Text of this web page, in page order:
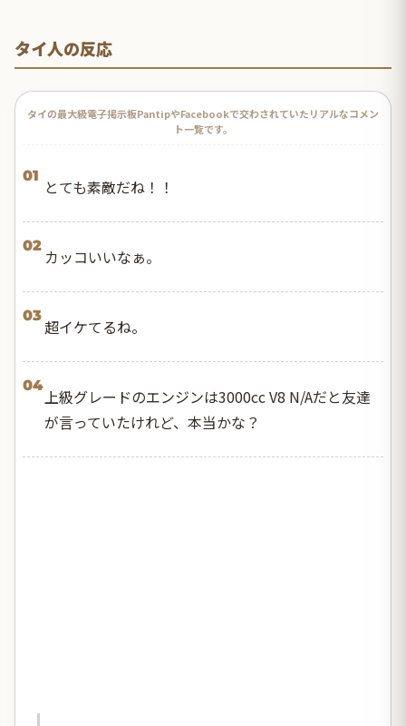
タイ人の反応
タイの最大級電子掲示板PantipやFacebookで交わされていたリアルなコメン
ト一覧です。
01
とても素敵だね！！
02
カッコいいなぁ。
03
超イケてるね。
04
上級グレードのエンジンは3000cc V8 N/Aだと友達
が言っていたけれど、本当かな？